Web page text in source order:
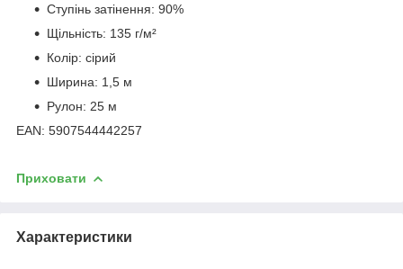
Ступінь затінення: 90%
Щільність: 135 г/м²
Колір: сірий
Ширина: 1,5 м
Рулон: 25 м
EAN: 5907544442257
Приховати
Характеристики